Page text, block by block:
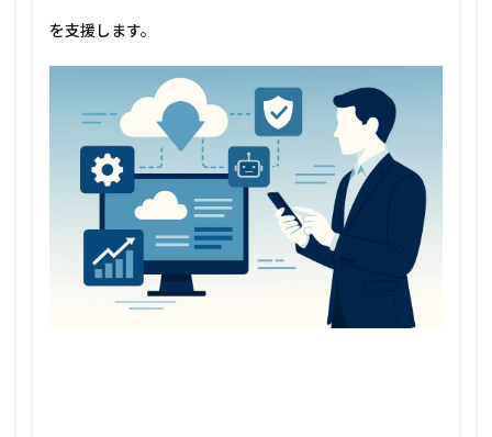
外
越え
ジタ
ルの
力
だか
らで
を支援します。